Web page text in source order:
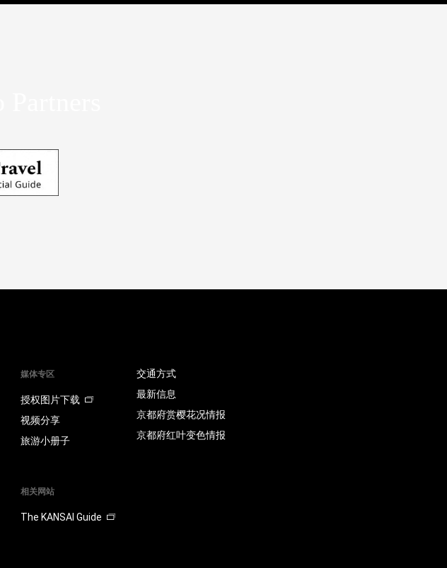
媒体专区
授权图片下载
视频分享
旅游小册子
相关网站
The KANSAI Guide
交通方式
最新信息
京都府赏樱花况情报
京都府红叶变色情报